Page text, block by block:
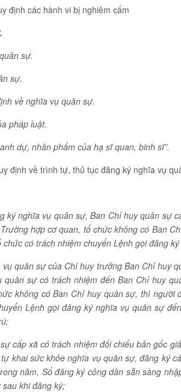
định các hành vi bị nghiêm cấm
sự.
sự.
về nghĩa vụ quân sự.
pháp luật.
dự, nhân phẩm của hạ sĩ quan, binh sĩ”.
định về trình tự, thủ tục đăng ký nghĩa vụ
ký nghĩa vụ quân sự, Ban Chỉ huy quân sự
hợp cơ quan, tổ chức không có Ban
có trách nhiệm chuyển Lệnh gọi đăng
quân sự của Chỉ huy trưởng Ban Chỉ huy
sự có trách nhiệm đến Ban Chỉ huy
không có Ban Chỉ huy quân sự, thì người
Lệnh gọi đăng ký nghĩa vụ quân sự
cấp xã có trách nhiệm đối chiếu bản gốc
khai sức khỏe nghĩa vụ quân sự, đăng ký
năm, Sổ đăng ký công dân sẵn sàng
khi đăng ký;